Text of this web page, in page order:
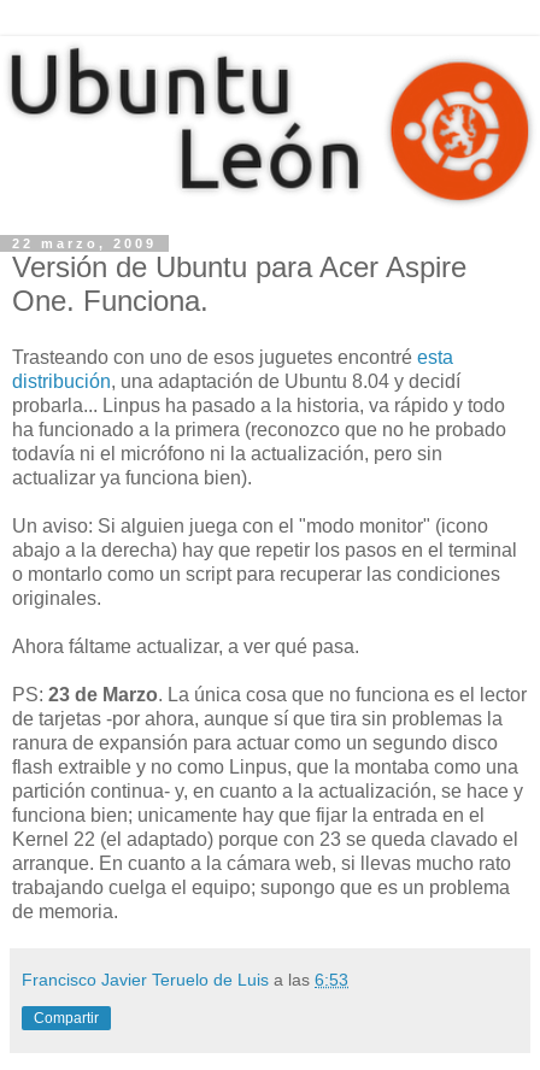
22 marzo, 2009
Versión de Ubuntu para Acer Aspire
One. Funciona.
Trasteando con uno de esos juguetes encontré esta
distribución, una adaptación de Ubuntu 8.04 y decidí
probarla... Linpus ha pasado a la historia, va rápido y todo
ha funcionado a la primera (reconozco que no he probado
todavía ni el micrófono ni la actualización, pero sin
actualizar ya funciona bien).
Un aviso: Si alguien juega con el "modo monitor" (icono
abajo a la derecha) hay que repetir los pasos en el terminal
o montarlo como un script para recuperar las condiciones
originales.
Ahora fáltame actualizar, a ver qué pasa.
PS: 23 de Marzo. La única cosa que no funciona es el lector
de tarjetas -por ahora, aunque sí que tira sin problemas la
ranura de expansión para actuar como un segundo disco
flash extraible y no como Linpus, que la montaba como una
partición continua- y, en cuanto a la actualización, se hace y
funciona bien; unicamente hay que fijar la entrada en el
Kernel 22 (el adaptado) porque con 23 se queda clavado el
arranque. En cuanto a la cámara web, si llevas mucho rato
trabajando cuelga el equipo; supongo que es un problema
de memoria.
Francisco Javier Teruelo de Luis a las 6:53
Compartir